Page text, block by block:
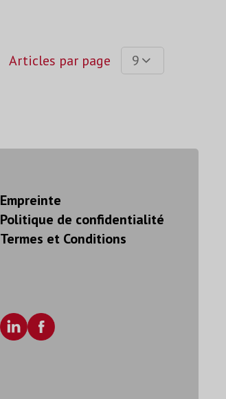
Articles par page 9
Empreinte
Politique de confidentialité
Termes et Conditions